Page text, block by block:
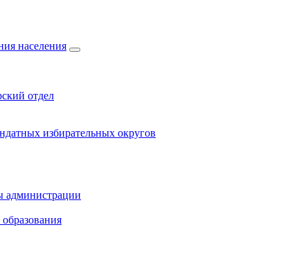
населения
отдел
избирательных округов
администрации